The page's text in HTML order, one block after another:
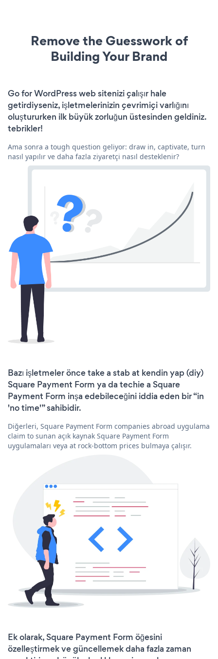
Remove the Guesswork of
Building Your Brand
Go for WordPress web sitenizi çalışır hale
getirdiyseniz, işletmelerinizin çevrimiçi varlığını
oluştururken ilk büyük zorluğun üstesinden geldiniz.
tebrikler!
Ama sonra a tough question geliyor: draw in, captivate, turn
nasıl yapılır ve daha fazla ziyaretçi nasıl desteklenir?
Bazı işletmeler önce take a stab at kendin yap (diy)
Square Payment Form ya da techie a Square
Payment Form inşa edebileceğini iddia eden bir “in
'no time'” sahibidir.
Diğerleri, Square Payment Form companies abroad uygulama
claim to sunan açık kaynak Square Payment Form
uygulamaları veya at rock-bottom prices bulmaya çalışır.
Ek olarak, Square Payment Form öğesini
özelleştirmek ve güncellemek daha fazla zaman